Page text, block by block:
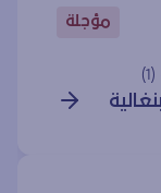
مؤجلة